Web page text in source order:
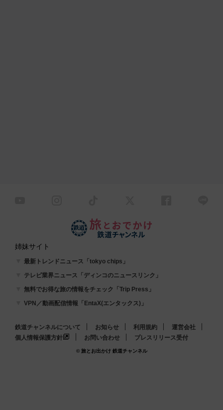
姉妹サイト
最新トレンドニュース「tokyo chips」
テレビ業界ニュース「ディンコのニュースリンク」
無料でお得な旅の情報をチェック「Trip Press」
VPN／動画配信情報「EntaX(エンタックス)」
鉄道チャンネルについて お知らせ 利用規約
運営会社
個人情報保護方針
お問い合わせ プレスリリース受付
© 旅とお出かけ 鉄道チャンネル